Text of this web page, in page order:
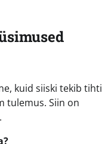
kuid siiski tekib tihti
tulemus. Siin on